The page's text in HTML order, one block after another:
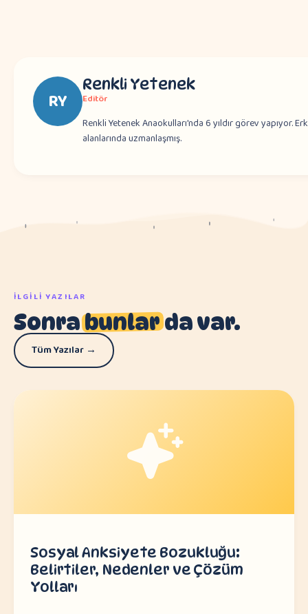
RY
Renkli Yetenek
Editör
Renkli Yetenek Anaokulları'nda 6 yıldır görev yapıyor.
alanlarında uzmanlaşmış.
İLGILI YAZILAR
Sonrabunlarda var.
Tüm Yazılar →
Sosyal Anksiyete Bozukluğu:
Belirtiler, Nedenler ve Çözüm
Yolları